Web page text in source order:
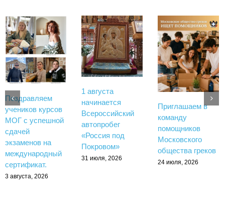
Поздравляем
учеников курсов
МОГ с успешной
сдачей
экзаменов на
международный
сертификат.
3 августа, 2026
1 августа
начинается
Всероссийский
автопробег
«Россия под
Покровом»
31 июля, 2026
Приглашаем в
команду
помощников
Московского
общества греков
24 июля, 2026